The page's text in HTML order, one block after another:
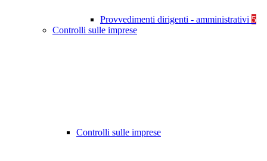
Provvedimenti dirigenti - amministrativi 5
Controlli sulle imprese
Controlli sulle imprese